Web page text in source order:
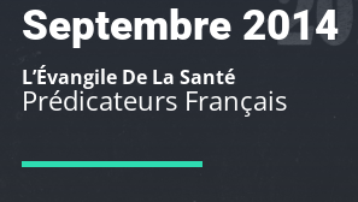
Septembre 2014
L’Évangile De La Santé
Prédicateurs Français